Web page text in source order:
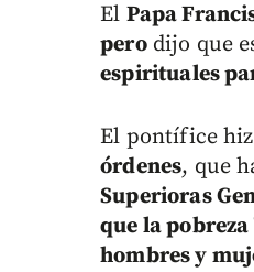
El Papa
perodijo que
espirituales
El pontífice
órdenes, que
Superioras
que la
hombres y